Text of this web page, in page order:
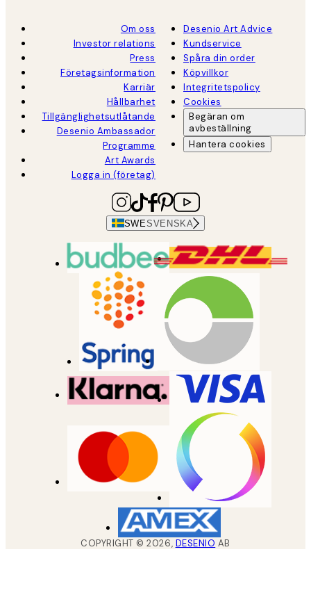
Om oss
Investor relations
Press
Företagsinformation
Karriär
Hållbarhet
Tillgänglighetsutlåtande
Desenio Ambassador
Programme
Art Awards
Logga in (företag)
Desenio Art Advice
Kundservice
Spåra din order
Köpvillkor
Integritetspolicy
Cookies
Begäran om
avbeställning
Hantera cookies
SWESVENSKA
COPYRIGHT ©2026, DESENIO AB